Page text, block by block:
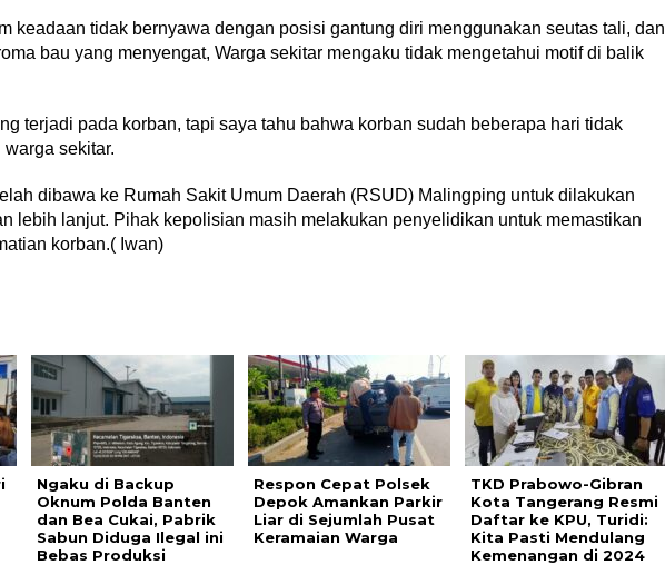
keadaan tidak bernyawa dengan posisi gantung diri menggunakan seutas tali, dan
bau yang menyengat, Warga sekitar mengaku tidak mengetahui motif di balik
terjadi pada korban, tapi saya tahu bahwa korban sudah beberapa hari tidak
warga sekitar.
dibawa ke Rumah Sakit Umum Daerah (RSUD) Malingping untuk dilakukan
lebih lanjut. Pihak kepolisian masih melakukan penyelidikan untuk memastikan
korban.( Iwan)
Ngaku di Backup
Oknum Polda Banten
dan Bea Cukai, Pabrik
Sabun Diduga Ilegal ini
Bebas Produksi
Respon Cepat Polsek
Depok Amankan Parkir
Liar di Sejumlah Pusat
Keramaian Warga
TKD Prabowo-Gibran
Kota Tangerang Resmi
Daftar ke KPU, Turidi:
Kita Pasti Mendulang
Kemenangan di 2024